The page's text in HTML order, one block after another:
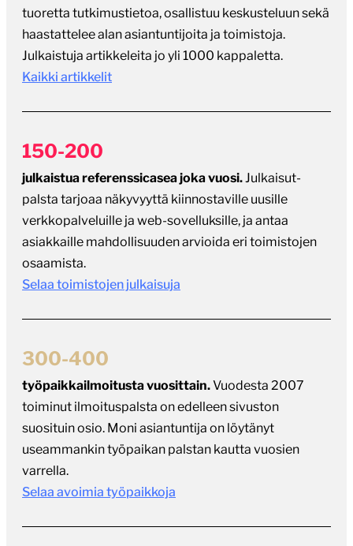
tuoretta tutkimustietoa, osallistuu keskusteluun sekä
haastattelee alan asiantuntijoita ja toimistoja.
Julkaistuja artikkeleita jo yli 1000 kappaletta.
Kaikki artikkelit
150-200
julkaistua referenssicasea joka vuosi.Julkaisut-
palsta tarjoaa näkyvyyttä kiinnostaville uusille
verkkopalveluille ja web-sovelluksille, ja antaa
asiakkaille mahdollisuuden arvioida eri toimistojen
osaamista.
Selaa toimistojen julkaisuja
300-400
työpaikkailmoitusta vuosittain.Vuodesta 2007
toiminut ilmoituspalsta on edelleen sivuston
suosituin osio. Moni asiantuntija on löytänyt
useammankin työpaikan palstan kautta vuosien
varrella.
Selaa avoimia työpaikkoja